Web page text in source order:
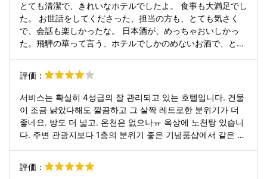
とても清潔で、きれいなホテルでしたよ。 食事も大満足でし
た。 お世話をしてくださった、担当の方も、とても気さく
で、会話も楽しかったな。 日本酒が、めっちゃおいしかっ
た。飛騨の華って言う、ホテルでしかのめないお酒で、とて
天風呂からの街並みや山脈がきれいだったな。 ぜひ、ご利用
ください。
評価：
서비스는 확실히 4성급의 잘 관리되고 있는 호텔입니다. 건물
이 조금 낡았다해도 깔끔하고 그 살짝 레트로한 분위기가 더
좋네요. 방도 더 넓고. 온천은 없으나ㅠ 옥상에 노천탕 있습니
다. 주변 관광지보다 1층의 분위기 좋은 기념품샵에서 같은 물
管理されています。 サービスも荷物を部屋まで直接スタッフ
評価：